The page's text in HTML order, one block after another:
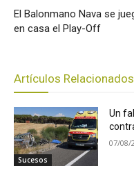
El Balonmano Nava se
en casa el Play-Off
Artículos Relacionados
Sucesos
Un
07/08/